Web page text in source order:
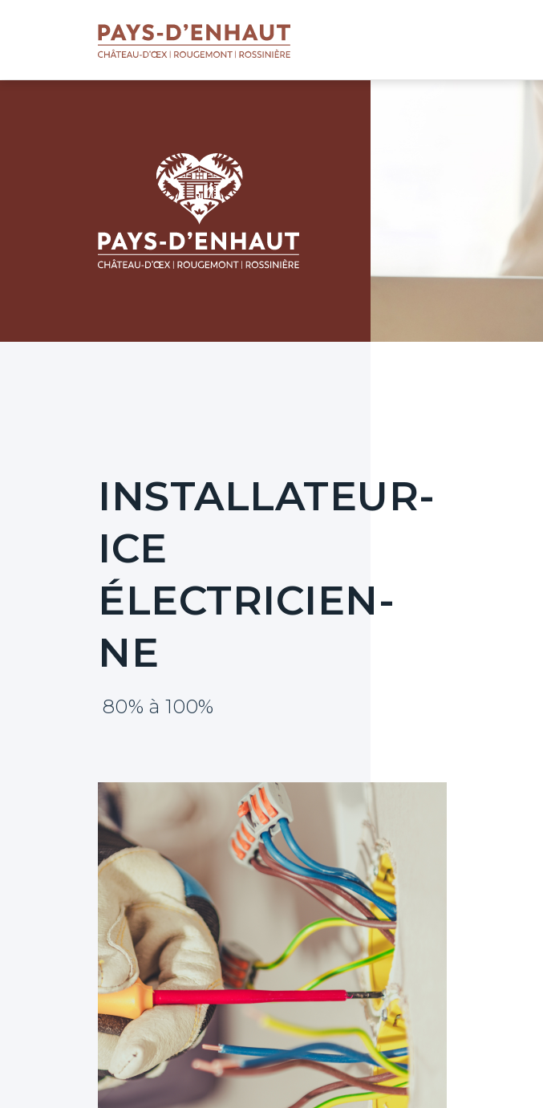
BIENVENUE
Qui sommes-nous
Soutien aux entreprises
Soutien aux apprentis
SOUTIEN AUX
Contexte économique
Recherche de locaux et
INSTALLATEUR-
ICE
ÉLECTRICIEN-
NE
80% à 100%